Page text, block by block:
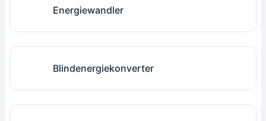
Energiewandler
Blindenergiekonverter